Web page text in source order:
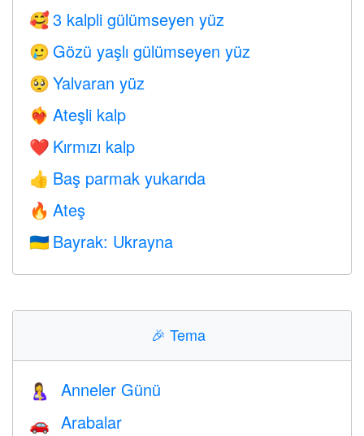
🥰 3 kalpli gülümseyen yüz
🥲 Gözü yaşlı gülümseyen yüz
🥺 Yalvaran yüz
❤️‍🔥 Ateşli kalp
❤️ Kırmızı kalp
👍 Baş parmak yukarıda
🔥 Ateş
🇺🇦 Bayrak: Ukrayna
🎉 Tema
🤱 Anneler Günü
🚗 Arabalar